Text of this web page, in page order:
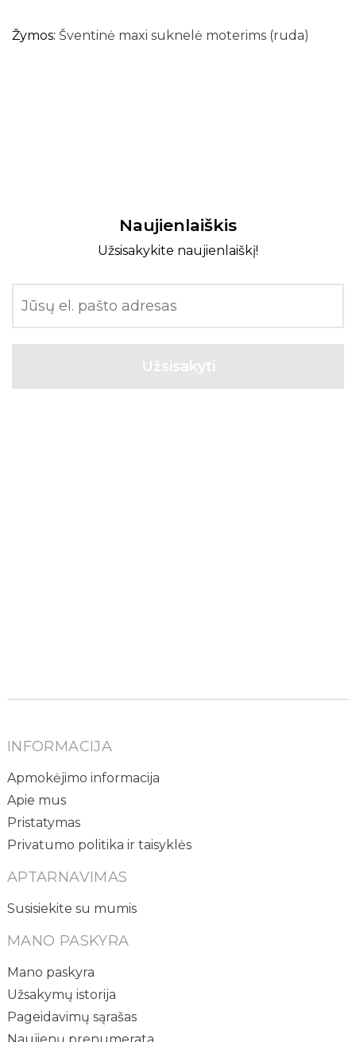
Žymos: Šventinė maxi suknelė moterims (ruda)
Naujienlaiškis
Užsisakykite naujienlaiškį!
INFORMACIJA
Apmokėjimo informacija
Apie mus
Pristatymas
Privatumo politika ir taisyklės
APTARNAVIMAS
Susisiekite su mumis
MANO PASKYRA
Mano paskyra
Užsakymų istorija
Pageidavimų sąrašas